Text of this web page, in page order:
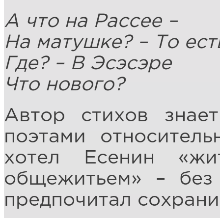
А что на Рассее –
На матушке? – То
Где? – В Эсэсэре
Что нового?
Автор стихов
поэтами
хотел Есенин
общежитьем» –
предпочитал